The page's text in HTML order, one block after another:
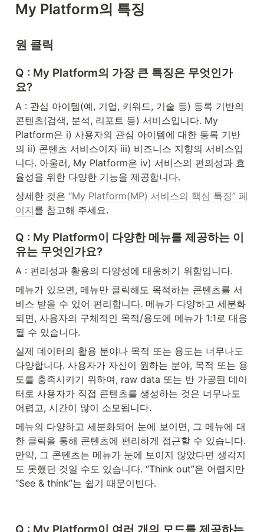
My Platform의 특징
원 클릭
Q : My Platform의 가장 큰 특징은 무엇인가
요?
A : 관심 아이템(예, 기업, 키워드, 기술 등) 등록 기반의
콘텐츠(검색, 분석, 리포트 등) 서비스입니다. My
Platform은 i) 사용자의 관심 아이템에 대한 등록 기반
의 ii) 콘텐츠 서비스이자 iii) 비즈니스 지향의 서비스입
니다. 아울러, My Platform은 iv) 서비스의 편의성과 효
율성을 위한 다양한 기능을 제공합니다.
상세한 것은 “My Platform(MP) 서비스의 핵심 특징” 페
이지를 참고해 주세요.
Q : My Platform이 다양한 메뉴를 제공하는 이
유는 무엇인가요?
A : 편리성과 활용의 다양성에 대응하기 위함입니다.
메뉴가 있으면, 메뉴만 클릭해도 목적하는 콘텐츠를 서
비스 받을 수 있어 편리합니다. 메뉴가 다양하고 세분화
되면, 사용자의 구체적인 목적/용도에 메뉴가 1:1로 대응
될 수 있습니다.
실제 데이터의 활용 분야나 목적 또는 용도는 너무나도
다양합니다. 사용자가 자신이 원하는 분야, 목적 또는 용
도를 충족시키기 위하여, raw data 또는 반 가공된 데이
터로 사용자가 직접 콘텐츠를 생성하는 것은 너무나도
어렵고, 시간이 많이 소모됩니다.
메뉴의 다양하고 세분화되어 눈에 보이면, 그 메뉴에 대
한 클릭을 통해 콘텐츠에 편리하게 접근할 수 있습니다.
만약, 그 콘텐츠는 메뉴가 눈에 보이지 않았다면 생각지
도 못했던 것일 수도 있습니다. “Think out”은 어렵지만
“See & think”는 쉽기 때문이빈다.